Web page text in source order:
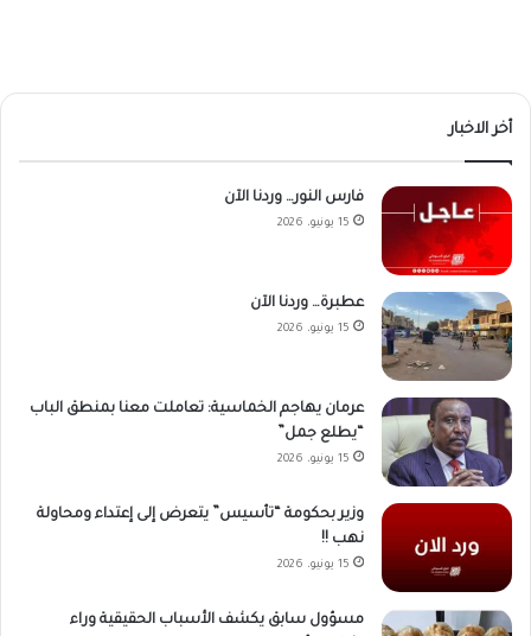
أخر الاخبار
فارس النور… وردنا الآن
15 يونيو، 2026
عطبرة… وردنا الآن
15 يونيو، 2026
عرمان يهاجم الخماسية: تعاملت معنا بمنطق الباب
“يطلع جمل”
15 يونيو، 2026
وزير بحكومة “تأسيس” يتعرض إلى إعتداء ومحاولة
نهب !!
15 يونيو، 2026
مسؤول سابق يكشف الأسباب الحقيقية وراء